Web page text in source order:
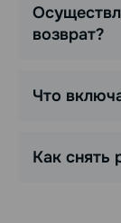
возврат?
Что
Как снять